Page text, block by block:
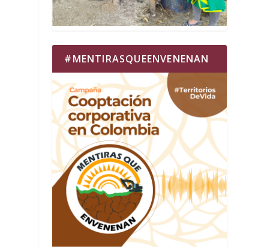
#MENTIRASQUEENVENENAN